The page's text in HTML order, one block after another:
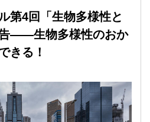
第4回「生物多様性と
――生物多様性のおか
きる！